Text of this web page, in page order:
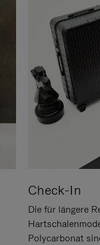
Check-In
Die für längere
Polycarbonat